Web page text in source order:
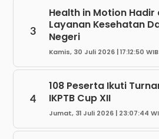
3
Health in Motion Hadir
Layanan Kesehatan
Negeri
Kamis, 30 Juli 2026 | 17:12:50 WIB
4
108 Peserta Ikuti
IKPTB Cup XII
Jumat, 31 Juli 2026 | 23:07:44